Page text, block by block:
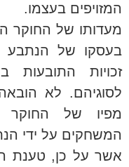
המזויפים בעצמו.
מעדותו של החוקר
בעסקו של הנתבע
זכויות התובעות
לסוגיהם. לא
מפיו של החוקר
המשחקים על ידי
אשר על כן, טענת